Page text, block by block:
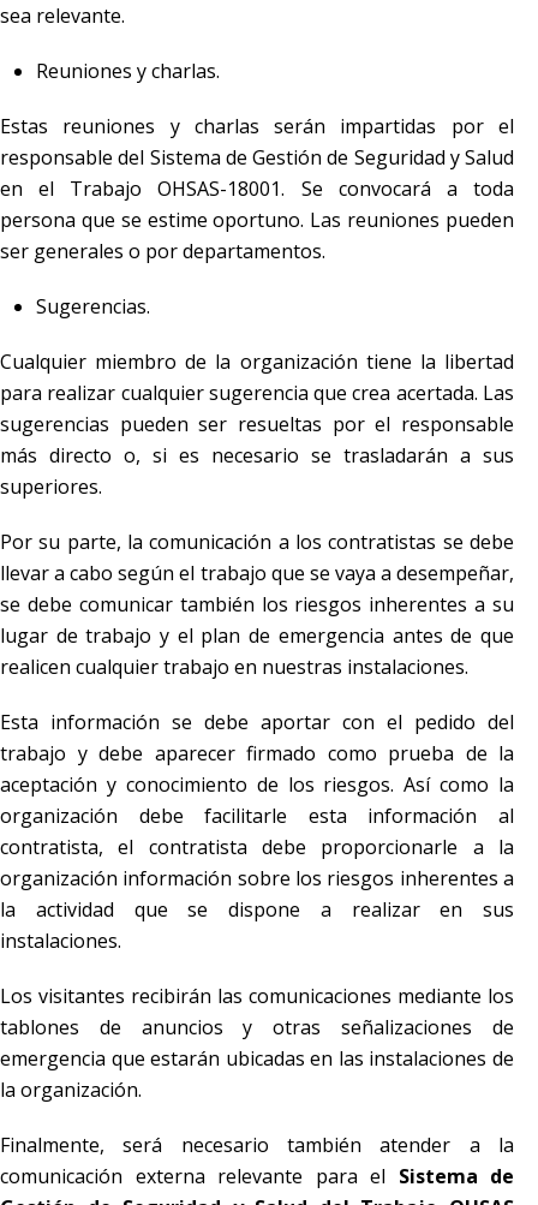
sea relevante.
Reuniones y charlas.
Estas reuniones y charlas serán impartidas por el
responsable del Sistema de Gestión de Seguridad y Salud
en el Trabajo OHSAS-18001. Se convocará a toda
persona que se estime oportuno. Las reuniones pueden
ser generales o por departamentos.
Sugerencias.
Cualquier miembro de la organización tiene la libertad
para realizar cualquier sugerencia que crea acertada. Las
sugerencias pueden ser resueltas por el responsable
más directo o, si es necesario se trasladarán a sus
superiores.
Por su parte, la comunicación a los contratistas se debe
llevar a cabo según el trabajo que se vaya a desempeñar,
se debe comunicar también los riesgos inherentes a su
lugar de trabajo y el plan de emergencia antes de que
realicen cualquier trabajo en nuestras instalaciones.
Esta información se debe aportar con el pedido del
trabajo y debe aparecer firmado como prueba de la
aceptación y conocimiento de los riesgos. Así como la
organización debe facilitarle esta información al
contratista, el contratista debe proporcionarle a la
organización información sobre los riesgos inherentes a
la actividad que se dispone a realizar en sus
instalaciones.
Los visitantes recibirán las comunicaciones mediante los
tablones de anuncios y otras señalizaciones de
emergencia que estarán ubicadas en las instalaciones de
la organización.
Finalmente, será necesario también atender a la
comunicación externa relevante para el Sistema de